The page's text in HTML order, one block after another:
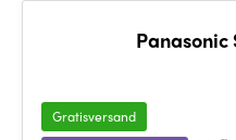
Panasonic
Gratisversand